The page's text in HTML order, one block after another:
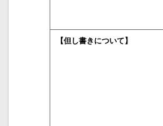
【但し書きについて】